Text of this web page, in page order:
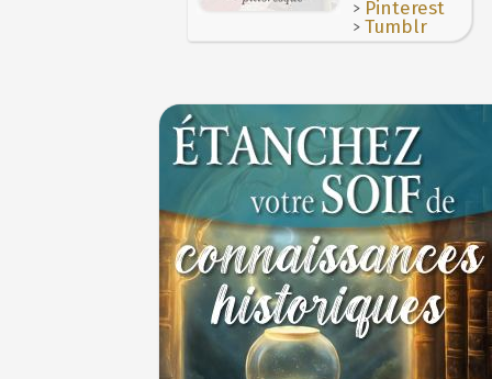
Maternités, archéologie de la figure
> Pinterest
>Tumblr